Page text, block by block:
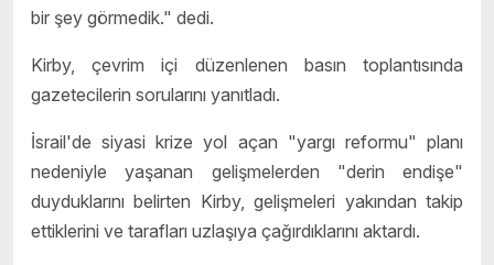
bir şey görmedik." dedi.
Kirby, çevrim içi düzenlenen basın toplantısında
gazetecilerin sorularını yanıtladı.
İsrail'de siyasi krize yol açan "yargı reformu" planı
nedeniyle yaşanan gelişmelerden "derin endişe"
duyduklarını belirten Kirby, gelişmeleri yakından takip
ettiklerini ve tarafları uzlaşıya çağırdıklarını aktardı.